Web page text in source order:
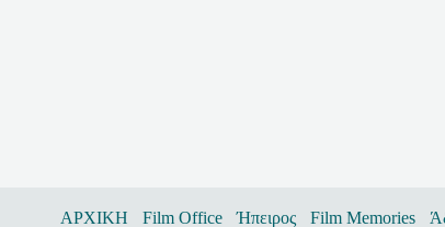
ΑΡΧΙΚΗ Film Office Ήπειρος Film Memories